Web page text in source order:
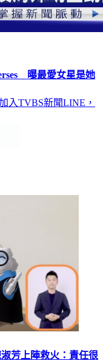
曝最愛女星是她
入TVBS新聞LINE，
芳上陣救火：責任很